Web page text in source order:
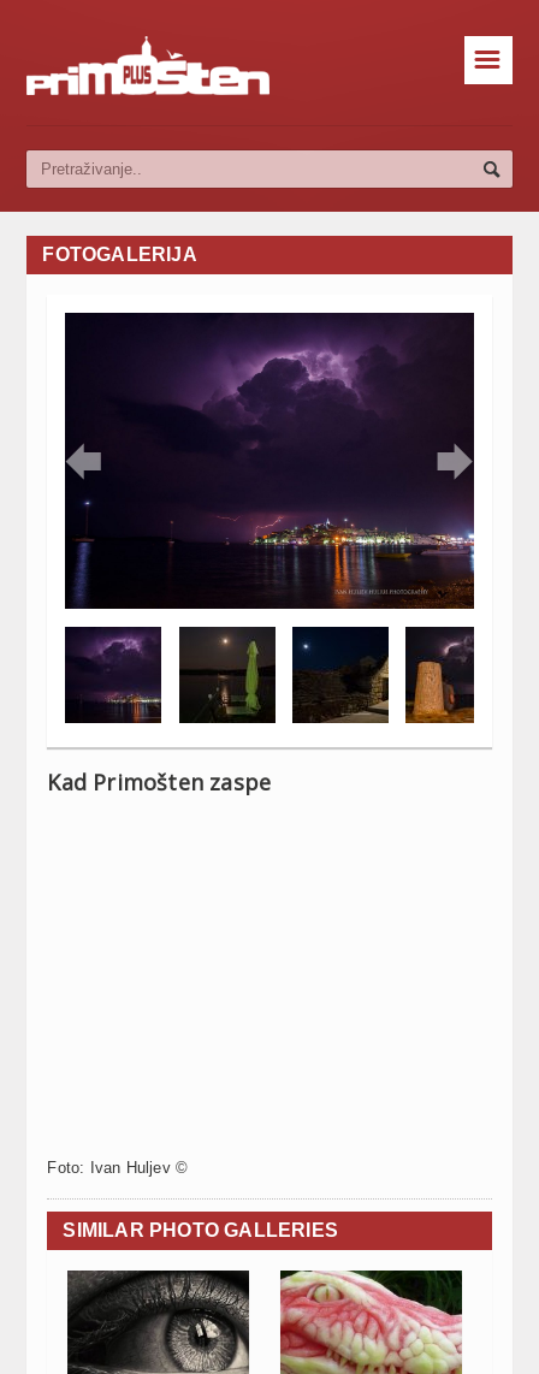
☰
FOTOGALERIJA
 
Kad Primošten zaspe
Foto: Ivan Huljev ©
SIMILAR PHOTO GALLERIES